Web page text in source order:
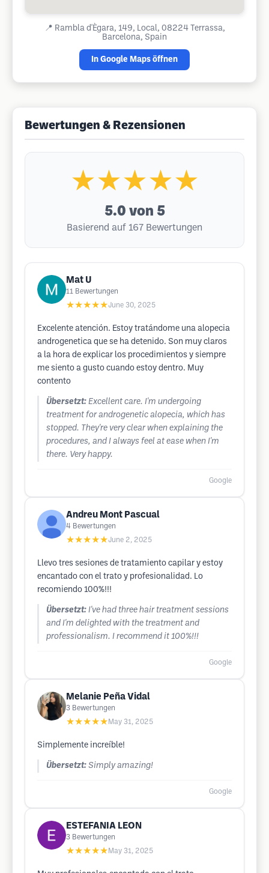
📍 Rambla d'Ègara, 149, Local, 08224 Terrassa,
Barcelona, Spain
In Google Maps öffnen
Bewertungen & Rezensionen
★★★★★
5.0 von 5
Basierend auf 167 Bewertungen
Mat U
11 Bewertungen
★★★★★June 30, 2025
Excelente atención. Estoy tratándome una alopecia
androgenetica que se ha detenido. Son muy claros
a la hora de explicar los procedimientos y siempre
me siento a gusto cuando estoy dentro. Muy
contento
Übersetzt: Excellent care. I'm undergoing
treatment for androgenetic alopecia, which has
stopped. They're very clear when explaining the
procedures, and I always feel at ease when I'm
there. Very happy.
Google
Andreu Mont Pascual
4 Bewertungen
★★★★★June 2, 2025
Llevo tres sesiones de tratamiento capilar y estoy
encantado con el trato y profesionalidad. Lo
recomiendo 100%!!!
Übersetzt: I've had three hair treatment sessions
and I'm delighted with the treatment and
professionalism. I recommend it 100%!!!
Google
Melanie Peña Vidal
3 Bewertungen
★★★★★ May 31, 2025
Simplemente increíble!
Übersetzt: Simply amazing!
Google
ESTEFANIA LEON
3 Bewertungen
★★★★★ May 31, 2025